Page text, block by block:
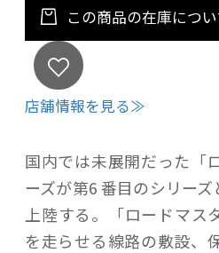
この商品の在庫につ
店舗情報を見る≫
国内では未展開だった「
ーズが第6 番目のシリー
上陸する。「ロードマス
を走らせる線路の敷設、